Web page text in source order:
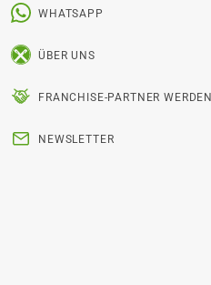
WHATSAPP
ÜBER UNS
FRANCHISE-PARTNER WERDEN
NEWSLETTER